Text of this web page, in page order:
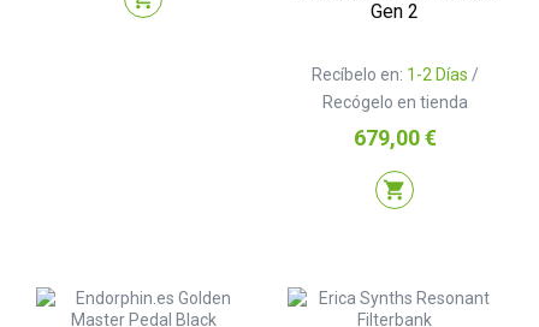
Gen 2
Recíbelo en: 1-2 Días /
Recógelo en tienda
Precio
679,00 €
shopping_cart